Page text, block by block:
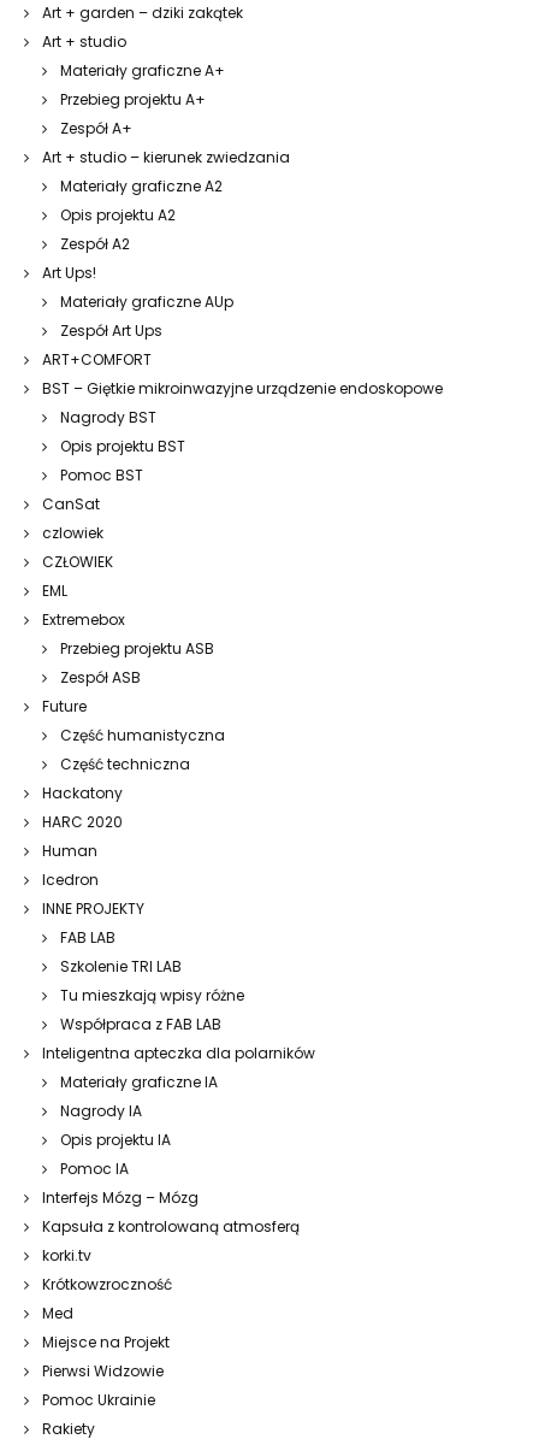
Art + garden – dziki zakątek
Art + studio
Materiały graficzne A+
Przebieg projektu A+
Zespół A+
Art + studio – kierunek zwiedzania
Materiały graficzne A2
Opis projektu A2
Zespół A2
Art Ups!
Materiały graficzne AUp
Zespół Art Ups
ART+COMFORT
BST – Giętkie mikroinwazyjne urządzenie endoskopowe
Nagrody BST
Opis projektu BST
Pomoc BST
CanSat
czlowiek
CZŁOWIEK
EML
Extremebox
Przebieg projektu ASB
Zespół ASB
Future
Część humanistyczna
Część techniczna
Hackatony
HARC 2020
Human
Icedron
INNE PROJEKTY
FAB LAB
Szkolenie TRI LAB
Tu mieszkają wpisy różne
Współpraca z FAB LAB
Inteligentna apteczka dla polarników
Materiały graficzne IA
Nagrody IA
Opis projektu IA
Pomoc IA
Interfejs Mózg – Mózg
Kapsuła z kontrolowaną atmosferą
korki.tv
Krótkowzroczność
Med
Miejsce na Projekt
Pierwsi Widzowie
Pomoc Ukrainie
Rakiety